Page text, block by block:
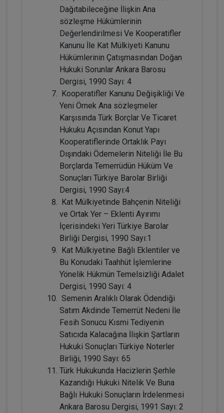
IV. Medeni Hukuk Kongresi - Tüm
Oturumlar (11 Oturum)
2160
Sepete Ekle
Tüketici Hukuku Enstitüsü
Miras Hukuku - 2 - IV. Medeni Hukuk
Kongresi - X. Oturum
360 TL Sepete Ekle
Tüketici Hukuku Enstitüsü
Dağıtabileceğine İlişkin Ana
sözleşme Hükümlerinin
Değerlendirilmesi Ve Kooperatifler
Kanunu İle Kat Mülkiyeti Kanunu
Hükümlerinin Çatışmasından Doğan
Hukuki Sorunlar Ankara Barosu
Dergisi, 1990 Sayı: 4
Kooperatifler Kanunu Değişikliği Ve
Yeni Örnek Ana sözleşmeler
Karşısında Türk Borçlar Ve Ticaret
Hukuku Açısından Konut Yapı
Kooperatiflerinde Ortaklık Payı
Dışındaki Ödemelerin Niteliği İle Bu
Borçlarda Temerrüdün Hüküm Ve
Sonuçları Türkiye Barolar Birliği
Dergisi, 1990 Sayı:4
Kat Mülkiyetinde Bahçenin Niteliği
ve Ortak Yer – Eklenti Ayırımı
İçerisindeki Yeri Türkiye Barolar
Birliği Dergisi, 1990 Sayı:1
Kat Mülkiyetine Bağlı Eklentiler ve
Bu Konudaki Taahhüt İşlemlerine
Yönelik Hükmün Temelsizliği Adalet
Dergisi, 1990 Sayı: 4
Semenin Aralıklı Olarak Ödendiği
Satım Akdinde Temerrüt Nedeni İle
Fesih Sonucu Kısmi Tediyenin
Satıcıda Kalacağına İlişkin Şartların
Hukuki Sonuçları Türkiye Noterler
Birliği, 1990 Sayı: 65
Türk Hukukunda Hacizlerin Şerhle
Kazandığı Hukuki Nitelik Ve Buna
Bağlı Hukuki Sonuçların İrdelenmesi
Ankara Barosu Dergisi, 1991 Sayı: 2